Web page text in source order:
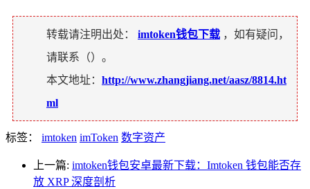
转载请注明出处： imtoken钱包下载 ，如有疑问，
请联系（）。
本文地址： http://www.zhangjiang.net/aasz/8814.ht
ml
标签： imtoken imToken 数字资产
上一篇: imtoken钱包安卓最新下载：Imtoken 钱包能否存
放 XRP 深度剖析